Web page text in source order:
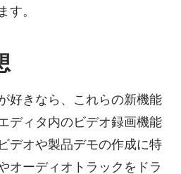
す。
好きなら、これらの新機能
ディタ内のビデオ録画機能
デオや製品デモの作成に特
オーディオトラックをドラ